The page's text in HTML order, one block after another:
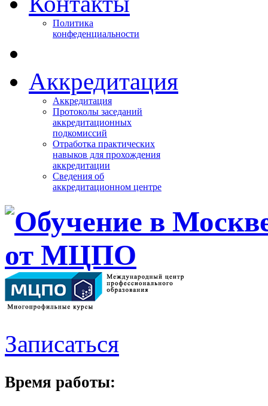
Политика
конфеденциальности
Аккредитация
Аккредитация
Протоколы заседаний
аккредитационных
подкомиссий
Отработка практических
навыков для прохождения
аккредитации
Сведения об
аккредитационном центре
Записаться
Время работы: